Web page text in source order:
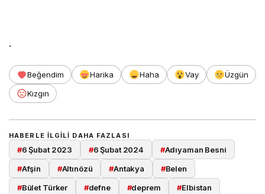
.
Beğendim Harika Haha Vay
Üzgün
Kızgın
HABERLE ILGILI DAHA FAZLASI
#6 Şubat 2023 #6 Şubat 2024 #Adıyaman Besni
#Afşin #Altınözü #Antakya #Belen
#Bület Türker #defne #deprem #Elbistan